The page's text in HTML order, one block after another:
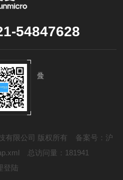
54847628
有限公司 版权所有 备案号：沪
总访问量：181941
登陆